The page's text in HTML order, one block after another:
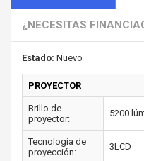
¿NECESITAS
Estado: Nuevo
PROYECTOR
Brillo de
proyector:
5200
Tecnología de
proyección:
3LCD